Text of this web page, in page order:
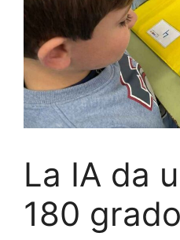
La IA da
180